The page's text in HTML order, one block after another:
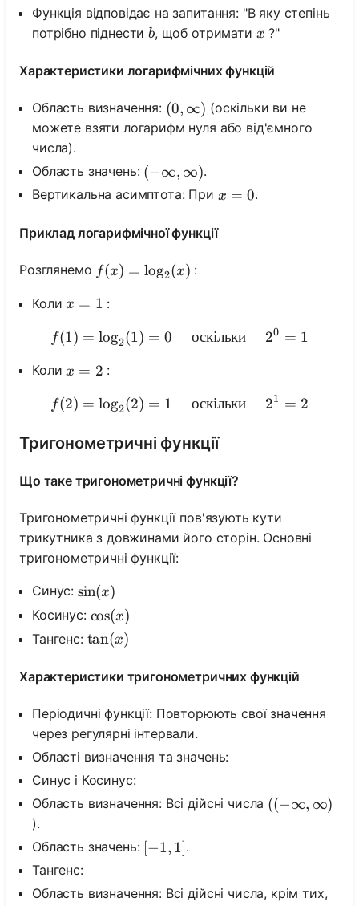
Функція відповідає на запитання: "В яку степінь
потрібно піднестиb
b, щоб отримати x
x ?"
Характеристики логарифмічних функцій
Область визначення: (0, \infty)
(0, ∞) (оскільки ви не
можете взяти логарифм нуля або від'ємного
числа).
Область значень: (-\infty, \infty)
(−∞, ∞).
Вертикальна асимптота: При x=0
x = 0.
Приклад логарифмічної функції
Розглянемо f(x)=\log _2(x)
f(x) = log2(x) :
Колиx=1
x = 1 :
f(1)=\log _2(1)=0 \quad
f(1) = log2(1) = 0 оскільки 20 = 1
Коли x=2
x = 2 :
f(2)=\log _2(2)=1 \quad
f(2) = log2(2) = 1 оскільки 21 = 2
Тригонометричні функції
Що таке тригонометричні функції?
Тригонометричні функції пов'язують кути
трикутника з довжинами його сторін. Основні
тригонометричні функції:
Синус: \sin (x)
sin(x)
Косинус: \cos (x)
cos(x)
Тангенс: \tan (x)
tan(x)
Характеристики тригонометричних функцій
Періодичні функції: Повторюють свої значення
через регулярні інтервали.
Області визначення та значень:
Синус і Косинус:
Область визначення: Всі дійсні числа ((- \infty,
((−∞, ∞)
).
Область значень: [-1,1]
[−1, 1].
Тангенс:
Область визначення: Всі дійсні числа, крім тих,